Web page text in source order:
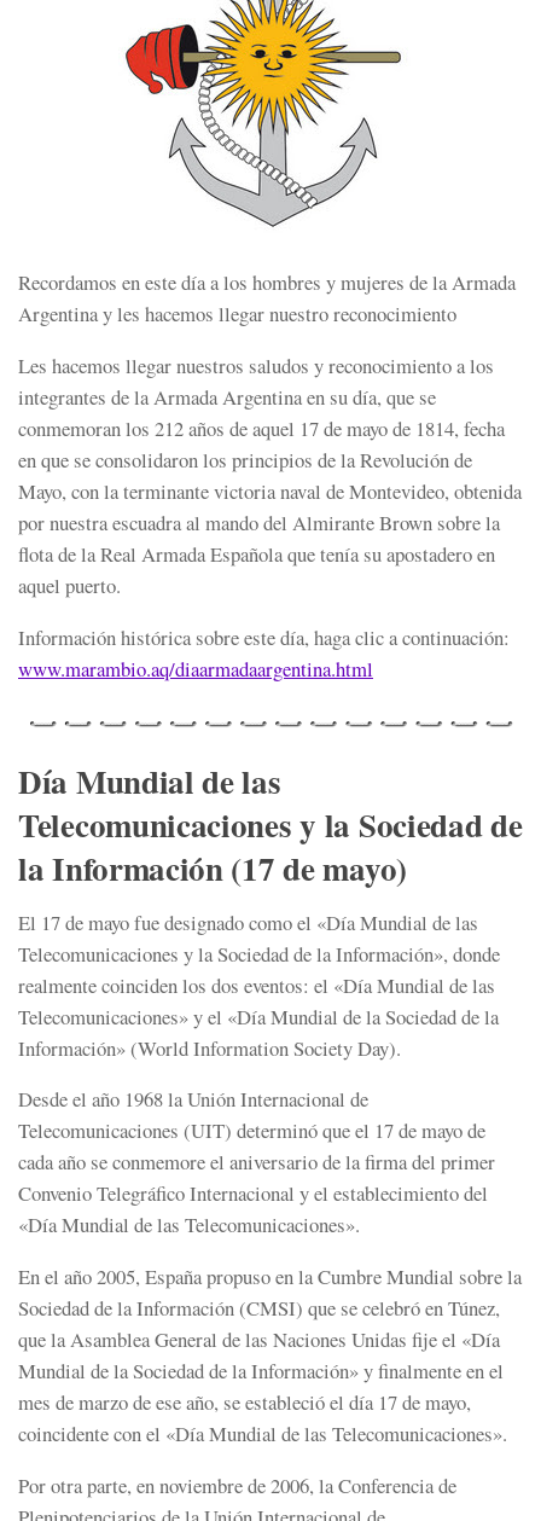
Recordamos en este día a los hombres y mujeres de la Armada
Argentina y les hacemos llegar nuestro reconocimiento
Les hacemos llegar nuestros saludos y reconocimiento a los
integrantes de la Armada Argentina en su día, que se
conmemoran los 212 años de aquel 17 de mayo de 1814, fecha
en que se consolidaron los principios de la Revolución de
Mayo, con la terminante victoria naval de Montevideo, obtenida
por nuestra escuadra al mando del Almirante Brown sobre la
flota de la Real Armada Española que tenía su apostadero en
aquel puerto.
Información histórica sobre este día, haga clic a continuación:
www.marambio.aq/diaarmadaargentina.html
Día Mundial de las
Telecomunicaciones y la Sociedad de
la Información (17 de mayo)
El 17 de mayo fue designado como el «Día Mundial de las
Telecomunicaciones y la Sociedad de la Información», donde
realmente coinciden los dos eventos: el «Día Mundial de las
Telecomunicaciones» y el «Día Mundial de la Sociedad de la
Información» (World Information Society Day).
Desde el año 1968 la Unión Internacional de
Telecomunicaciones (UIT) determinó que el 17 de mayo de
cada año se conmemore el aniversario de la firma del primer
Convenio Telegráfico Internacional y el establecimiento del
«Día Mundial de las Telecomunicaciones».
En el año 2005, España propuso en la Cumbre Mundial sobre la
Sociedad de la Información (CMSI) que se celebró en Túnez,
que la Asamblea General de las Naciones Unidas fije el «Día
Mundial de la Sociedad de la Información» y finalmente en el
mes de marzo de ese año, se estableció el día 17 de mayo,
coincidente con el «Día Mundial de las Telecomunicaciones».
Por otra parte, en noviembre de 2006, la Conferencia de